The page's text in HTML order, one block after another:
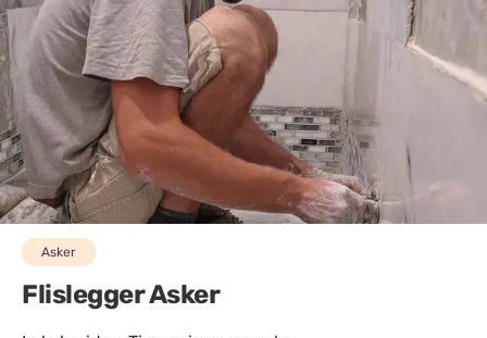
Asker
Flislegger Asker